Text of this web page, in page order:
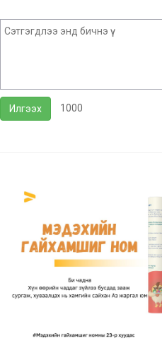
Илгээх 1000